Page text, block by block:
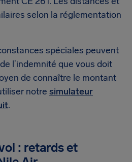
selon la réglementation
spéciales peuvent
l’indemnité que vous doit
de connaître le montant
notre simulateur
.
: retards et